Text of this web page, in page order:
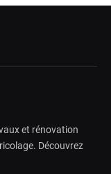
et rénovation
Découvrez